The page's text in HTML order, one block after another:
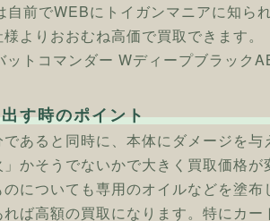
自前でWEBにトイガンマニアに知ら
よりおおむね高価で買取できます。
トコマンダー Wディープブラック
す時のポイント
あると同時に、本体にダメージを
かそうでないかで大きく買取価格が
についても専用のオイルなどを塗
ば高額の買取になります。特にカ